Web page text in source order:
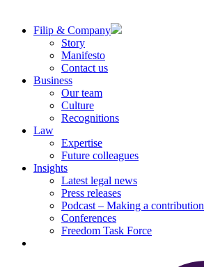
Filip & Company
Story
Manifesto
Contact us
Business
Our team
Culture
Recognitions
Law
Expertise
Future colleagues
Insights
Latest legal news
Press releases
Podcast – Making a contribution
Conferences
Freedom Task Force